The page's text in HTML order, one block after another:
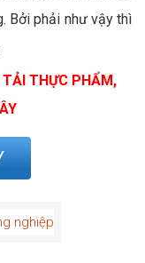
Bởi phải như vậy thì
THỰC PHẨM,